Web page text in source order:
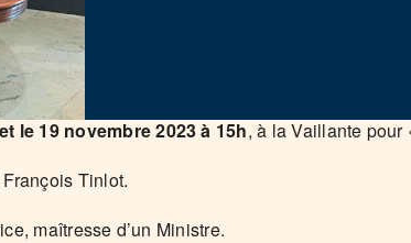
le 19 novembre 2023 à 15h, à la Vaillante pour
Tinlot.
maîtresse d’un Ministre.